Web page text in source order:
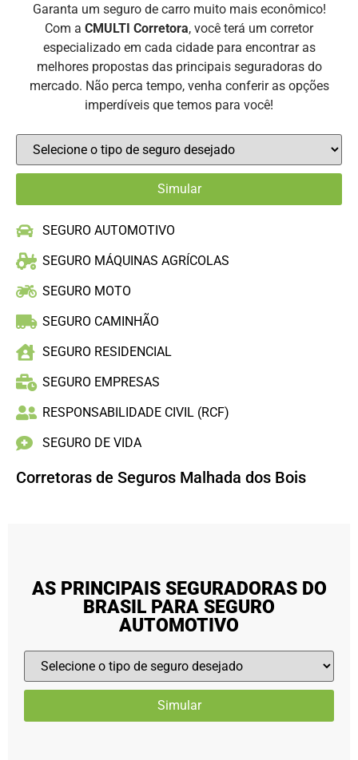
Garanta um seguro de carro muito mais econômico!
Com a CMULTI Corretora, você terá um corretor
especializado em cada cidade para encontrar as
melhores propostas das principais seguradoras do
mercado. Não perca tempo, venha conferir as opções
imperdíveis que temos para você!
SEGURO AUTOMOTIVO
SEGURO MÁQUINAS AGRÍCOLAS
SEGURO MOTO
SEGURO CAMINHÃO
SEGURO RESIDENCIAL
SEGURO EMPRESAS
RESPONSABILIDADE CIVIL (RCF)
SEGURO DE VIDA
Corretoras de Seguros Malhada dos Bois
AS PRINCIPAIS SEGURADORAS DO
BRASIL PARA SEGURO
AUTOMOTIVO